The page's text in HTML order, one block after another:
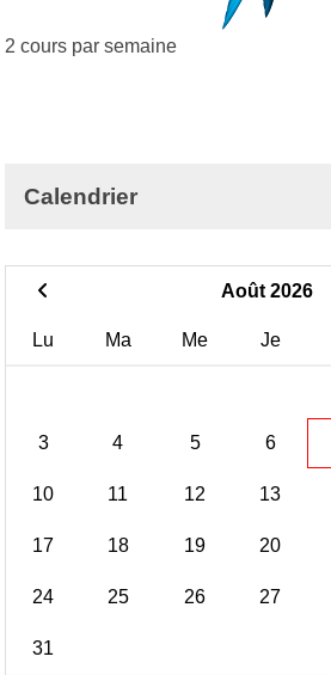
2 cours par semaine
Calendrier
Août 2026
Lu Ma Me Je
3 4 5 6
10 11 12 13
17 18 19 20
24 25 26 27
31